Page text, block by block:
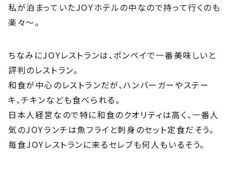
私が泊まっていたJOYホテルの中なので持って行くのも
楽々〜。
ちなみにJOYレストランは、ポンペイで一番美味しいと
評判のレストラン。
和食が中心のレストランだが、ハンバーガーやステー
キ、チキンなども食べられる。
日本人経営なので特に和食のクオリティは高く、一番人
気のJOYランチは魚フライと刺身のセット定食だそう。
毎食JOYレストランに来るセレブも何人もいるそう。